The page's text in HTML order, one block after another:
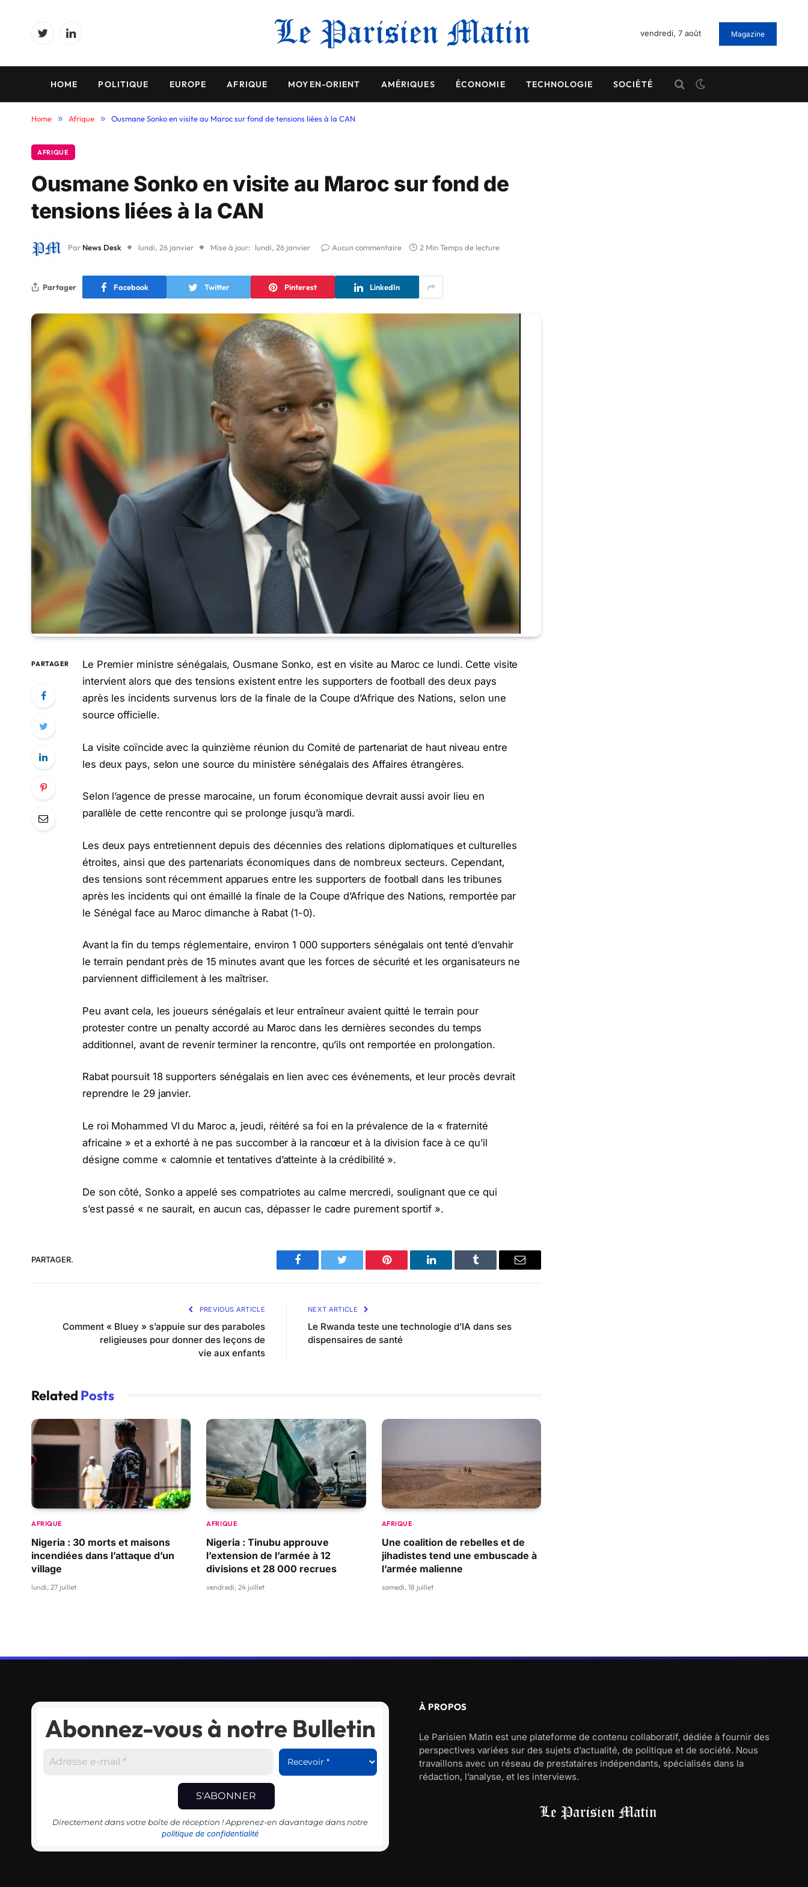
TwitterLinkedIn
vendredi, 7 août Magazine
HOME POLITIQUE EUROPE AFRIQUE MOYEN-ORIENT AMÉRIQUES ÉCONOMIE TECHNOLOGIE SOCIÉTÉ
Home » Afrique » Ousmane Sonko en visite au Maroc sur fond de tensions liées à la CAN
AFRIQUE
Ousmane Sonko en visite au Maroc sur fond de
tensions liées à la CAN
Par News Desk lundi, 26 janvier Mise à jour: lundi, 26 janvier Aucun commentaire 2 Min Temps de lecture
Partager Facebook Twitter Pinterest LinkedIn
PARTAGER
Le Premier ministre sénégalais, Ousmane Sonko, est en visite au Maroc ce lundi. Cette visite
intervient alors que des tensions existent entre les supporters de football des deux pays
après les incidents survenus lors de la finale de la Coupe d’Afrique des Nations, selon une
source officielle.
La visite coïncide avec la quinzième réunion du Comité de partenariat de haut niveau entre
les deux pays, selon une source du ministère sénégalais des Affaires étrangères.
Selon l’agence de presse marocaine, un forum économique devrait aussi avoir lieu en
parallèle de cette rencontre qui se prolonge jusqu’à mardi.
​Les deux pays entretiennent depuis des décennies des relations diplomatiques et culturelles
étroites, ainsi que des partenariats économiques dans de nombreux secteurs. Cependant,
des tensions sont récemment apparues entre les supporters de football dans les tribunes
après les incidents qui ont émaillé la finale de la Coupe d’Afrique des Nations, remportée par
le Sénégal face au Maroc dimanche à Rabat (1-0).
​Avant la fin du temps réglementaire, environ 1 000 supporters sénégalais ont tenté d’envahir
le terrain pendant près de 15 minutes avant que les forces de sécurité et les organisateurs ne
parviennent difficilement à les maîtriser.
​Peu avant cela, les joueurs sénégalais et leur entraîneur avaient quitté le terrain pour
protester contre un penalty accordé au Maroc dans les dernières secondes du temps
additionnel, avant de revenir terminer la rencontre, qu’ils ont remportée en prolongation.
Rabat poursuit 18 supporters sénégalais en lien avec ces événements, et leur procès devrait
reprendre le 29 janvier.
​Le roi Mohammed VI du Maroc a, jeudi, réitéré sa foi en la prévalence de la « fraternité
africaine » et a exhorté à ne pas succomber à la rancœur et à la division face à ce qu’il
désigne comme « calomnie et tentatives d’atteinte à la crédibilité ».
De son côté, Sonko a appelé ses compatriotes au calme mercredi, soulignant que ce qui
s’est passé « ne saurait, en aucun cas, dépasser le cadre purement sportif ».
PARTAGER.
Facebook Twitter Pinterest LinkedIn Tumblr Email
PREVIOUS ARTICLE
Comment « Bluey » s’appuie sur des paraboles
religieuses pour donner des leçons de
vie aux enfants
NEXT ARTICLE
Le Rwanda teste une technologie d’IA dans ses
dispensaires de santé
Related Posts
AFRIQUE
Nigeria : 30 morts et maisons
incendiées dans l’attaque d’un
village
lundi, 27 juillet
AFRIQUE
Nigeria : Tinubu approuve
l’extension de l’armée à 12
divisions et 28 000 recrues
vendredi, 24 juillet
AFRIQUE
Une coalition de rebelles et de
jihadistes tend une embuscade à
l’armée malienne
samedi, 18 juillet
Abonnez-vous à notre Bulletin
Directement dans votre boîte de réception ! Apprenez-en davantage dans notre
politique de confidentialité
À PROPOS
Le Parisien Matin est une plateforme de contenu collaboratif, dédiée à fournir des
perspectives variées sur des sujets d’actualité, de politique et de société. Nous
travaillons avec un réseau de prestataires indépendants, spécialisés dans la
rédaction, l’analyse, et les interviews.